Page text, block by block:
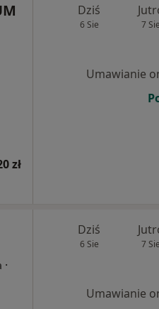
zł
Dziś
6 Sie 7 Sie
Umawianie
·
Dziś
6 Sie 7 Sie
Umawianie